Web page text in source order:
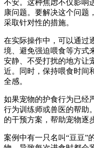
不安。这种焦虑不仅影响
康问题。要解决这个问题
采取针对性的措施。
在实际操作中，可以通过
境、避免强迫喂食等方式
安静、不受打扰的地方让
近。同时，保持喂食时间
全感。
如果宠物的护食行为已经
行为训练师或兽医的帮助
的干预方案，帮助宠物逐
案例中有一只名叫“豆豆”